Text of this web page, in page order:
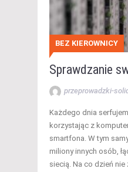
BEZ KIEROWNICY
Sprawdzanie
przeprowadzki-
Każdego dnia
korzystając z
smartfona. W tym
miliony innych osób,
siecią. Na co dzień